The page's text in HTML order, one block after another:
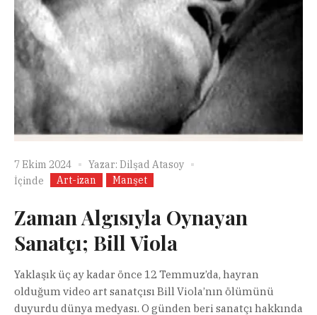
7 Ekim 2024 Yazar: Dilşad Atasoy
İçinde
Art-izan Manşet
Zaman Algısıyla Oynayan
Sanatçı; Bill Viola
Yaklaşık üç ay kadar önce 12 Temmuz’da, hayran
olduğum video art sanatçısı Bill Viola’nın ölümünü
duyurdu dünya medyası. O günden beri sanatçı hakkında